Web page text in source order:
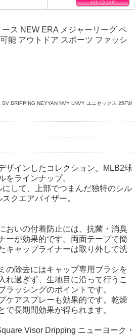
ス NEW ERA メジャーリーグ ベ
能 アウトドア スポーツ ファッシ
SV DRIPPING NEYYAN NVY LNVY ユニセックス 25FW
ザインしたコレクション。MLB2球
をラインナップ。
して、上部でつまんだ独特のシル
クエアバイザー。
おいの付着防止には、抗菌・消臭
ーが効果的です。両面テープで簡
キャップライナーは取り外して洗
の除去にはキャップ専用ブラシを
れ過ぎず、生地目に沿って行うこ
ラッシングのポイントです。
ケアスプレーも効果的です。乾燥
で長期間効果が得られます。
Visor Dripping ニューヨーク・